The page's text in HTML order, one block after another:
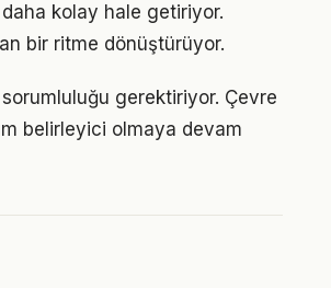
daha kolay hale getiriyor.
bir ritme dönüştürüyor.
gerektiriyor. Çevre
belirleyici olmaya devam